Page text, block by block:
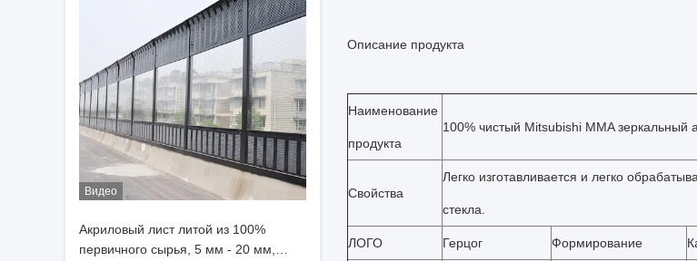
Видео
Акриловый лист литой из 100%
первичного сырья, 5 мм - 20 мм,
Описание продукта
Наименование
продукта
100% чистый Mitsubishi MMA зеркальный
Свойства
Легко изготавливается и легко
стекла.
ЛОГО Герцог Формирование